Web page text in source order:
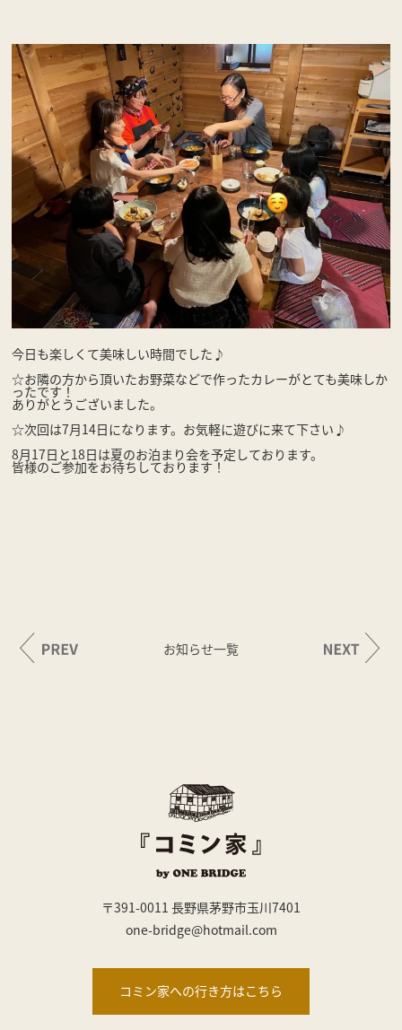
今日も楽しくて美味しい時間でした♪
☆お隣の方から頂いたお野菜などで作ったカレーがとても美味しか
ったです！
ありがとうございました。
☆次回は7月14日になります。お気軽に遊びに来て下さい♪
8月17日と18日は夏のお泊まり会を予定しております。
皆様のご参加をお待ちしております！
お知らせ一覧
〒391-0011 長野県茅野市玉川7401
one-bridge@hotmail.com
コミン家への行き方はこちら